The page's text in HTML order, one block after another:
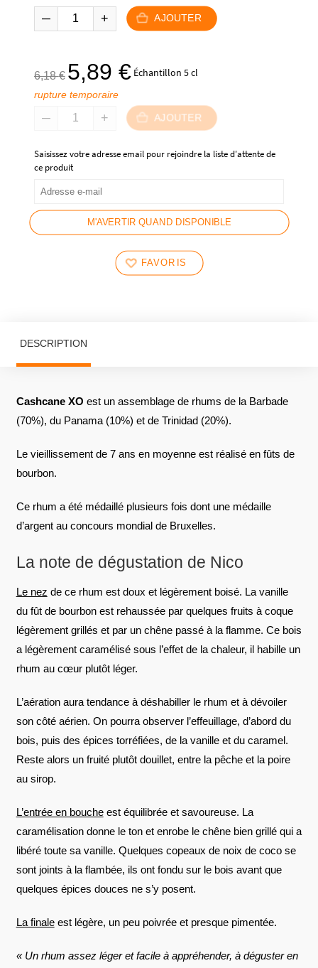
était :
45,90 €.
est :
41,90 €.
AJOUTER
6,18€
Le
prix
initial
était :
5,89 €Le
prix
est :
5,89 €.
Échantillon 5 cl
rupture temporaire
AJOUTER
Saisissez votre adresse email pour rejoindre la liste d'attente de
ce produit
M'AVERTIR QUAND DISPONIBLE
FAVORIS
DESCRIPTION
Cashcane XO est un assemblage de rhums de la Barbade
(70%), du Panama (10%) et de Trinidad (20%).
Le vieillissement de 7 ans en moyenne est réalisé en fûts de
bourbon.
Ce rhum a été médaillé plusieurs fois dont une médaille
d’argent au concours mondial de Bruxelles.
La note de dégustation de Nico
Le nez de ce rhum est doux et légèrement boisé. La vanille
du fût de bourbon est rehaussée par quelques fruits à coque
légèrement grillés et par un chêne passé à la flamme. Ce bois
a légèrement caramélisé sous l’effet de la chaleur, il habille un
rhum au cœur plutôt léger.
L’aération aura tendance à déshabiller le rhum et à dévoiler
son côté aérien. On pourra observer l’effeuillage, d’abord du
bois, puis des épices torréfiées, de la vanille et du caramel.
Reste alors un fruité plutôt douillet, entre la pêche et la poire
au sirop.
L’entrée en boucheest équilibrée et savoureuse. La
caramélisation donne le ton et enrobe le chêne bien grillé qui a
libéré toute sa vanille. Quelques copeaux de noix de coco se
sont joints à la flambée, ils ont fondu sur le bois avant que
quelques épices douces ne s’y posent.
La finaleest légère, un peu poivrée et presque pimentée.
« Un rhum assez léger et facile à appréhender, à déguster en